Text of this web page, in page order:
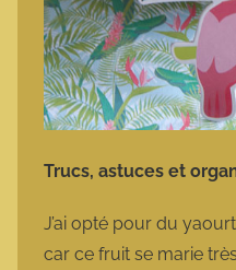
Trucs, astuces et
J’ai opté pour du
car ce fruit se marie